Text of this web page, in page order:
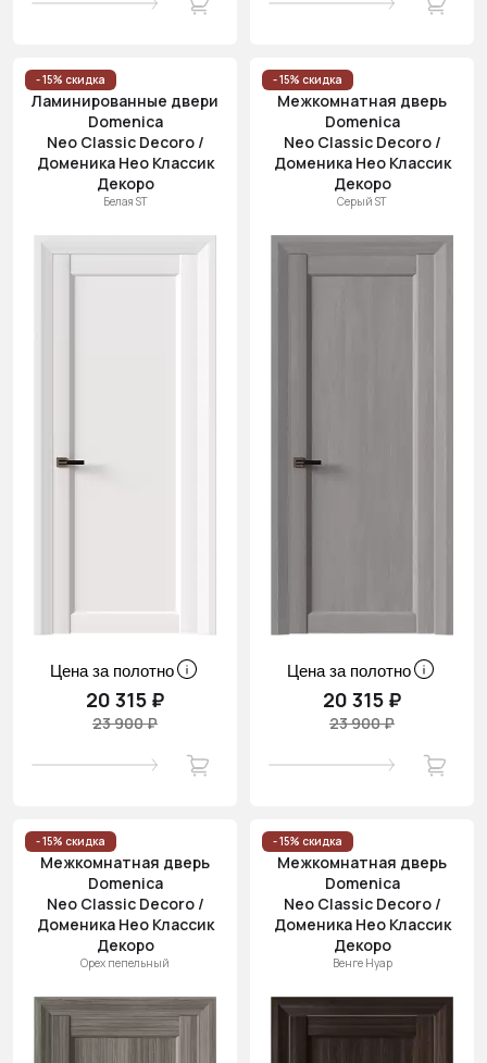
- 15% скидка
Ламинированные двери
Domenica
Neo Classic Decoro /
Доменика Нео Классик
Декоро
Белая ST
Цена за полотно
20 315 ₽
23 900 ₽
- 15% скидка
Межкомнатная дверь
Domenica
Neo Classic Decoro /
Доменика Нео Классик
Декоро
Серый ST
Цена за полотно
20 315 ₽
23 900 ₽
- 15% скидка
Межкомнатная дверь
Domenica
Neo Classic Decoro /
Доменика Нео Классик
Декоро
Орех пепельный
- 15% скидка
Межкомнатная дверь
Domenica
Neo Classic Decoro /
Доменика Нео Классик
Декоро
Венге Нуар